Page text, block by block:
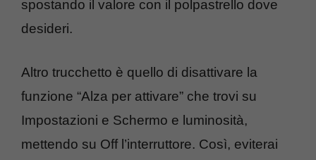
spostando il valore con il polpastrello dove
desideri.
Altro trucchetto è quello di disattivare la
funzione “Alza per attivare” che trovi su
Impostazioni e Schermo e luminosità,
mettendo su Off l’interruttore. Così, eviterai